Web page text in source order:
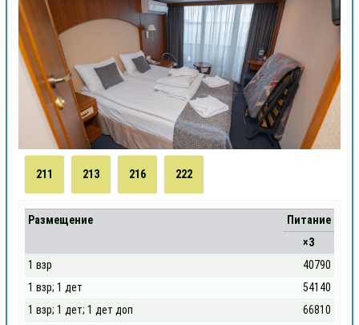
211 213 216 222
Размещение
Питание
×3
1 взр
40790
1 взр; 1 дет
54140
1 взр; 1 дет; 1 дет доп
66810